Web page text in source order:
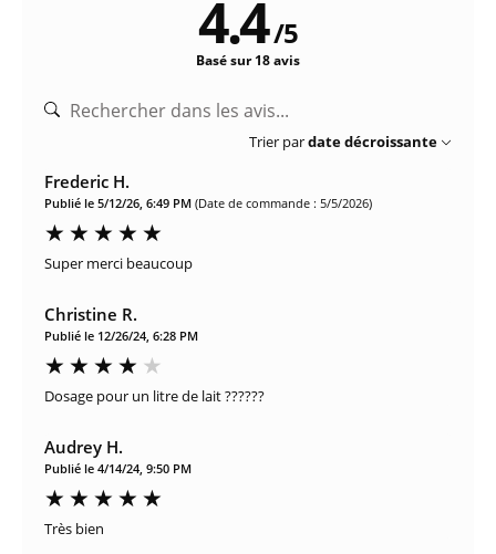
4.4/5
Basé sur 18 avis
Trier pardate décroissante
Frederic H.
Publié le 5/12/26, 6:49 PM (Date de commande : 5/5/2026)
Super merci beaucoup
Christine R.
Publié le 12/26/24, 6:28 PM
Dosage pour un litre de lait ??????
Audrey H.
Publié le 4/14/24, 9:50 PM
Très bien